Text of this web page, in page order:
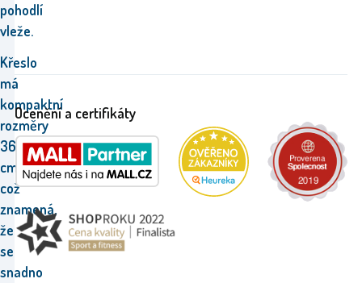
pohodlí
vleže.
Křeslo
má
kompaktní
rozměry
36x48x48
cm,
což
znamená,
že
se
snadno
Ocenění a certifikáty